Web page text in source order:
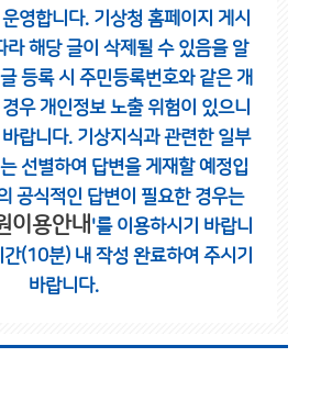
영합니다. 기상청 홈페이지 게시
라 해당 글이 삭제될 수 있음을 알
등록 시 주민등록번호와 같은 개
우 개인정보 노출 위험이 있으니
랍니다. 기상지식과 관련한 일부
선별하여 답변을 게재할 예정입
공식적인 답변이 필요한 경우는
이용안내 '를 이용하시기 바랍니
(10분) 내 작성 완료하여 주시기
바랍니다.